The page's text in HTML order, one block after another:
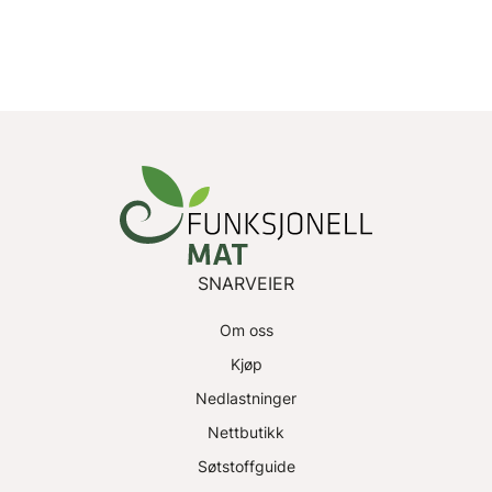
SNARVEIER
Om oss
Kjøp
Nedlastninger
Nettbutikk
Søtstoffguide